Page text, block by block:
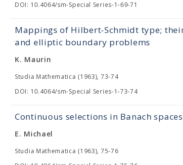
DOI: 10.4064/sm-Special Series-1-69-71
Mappings of Hilbert-Schmidt type;
and elliptic boundary problems
K. Maurin
Studia Mathematica (1963), 73-74
DOI: 10.4064/sm-Special Series-1-73-74
Continuous selections in Banach spaces
E. Michael
Studia Mathematica (1963), 75-76